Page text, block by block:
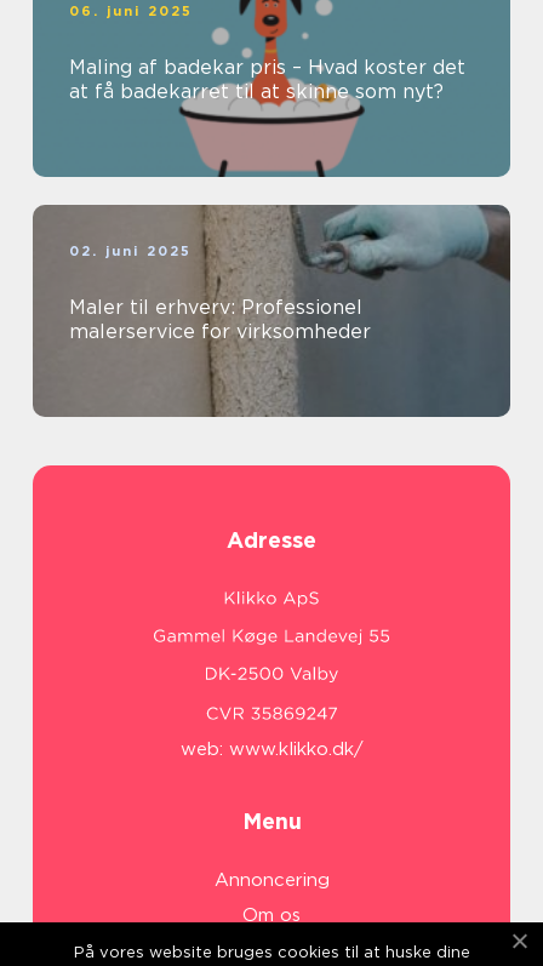
06. juni 2025
Maling af badekar pris – Hvad koster det
at få badekarret til at skinne som nyt?
02. juni 2025
Maler til erhverv: Professionel
malerservice for virksomheder
Adresse
web: www.klikko.dk/
Menu
Annoncering
Om os
Cookies
På vores website bruges cookies til at huske dine